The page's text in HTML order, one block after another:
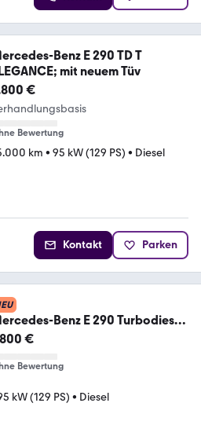
Benz E 290 TD T
mit neuem Tüv
€
Bewertung
km • 95 kW (129 PS) • Diesel
Kontakt Parken
Benz E 290 Turbodiesel
K) | ...
€
Bewertung
kW (129 PS) • Diesel